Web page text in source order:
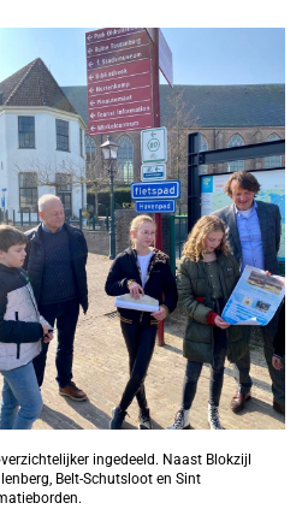
ingedeeld. Naast Blokzijl
Belt-Schutsloot en Sint